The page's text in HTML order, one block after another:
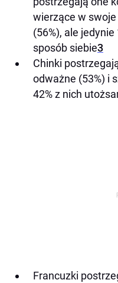
wierzące w
(56%), ale
sposób siebie3
Chinki
odważne (53%) i
42% z nich
Francuzki